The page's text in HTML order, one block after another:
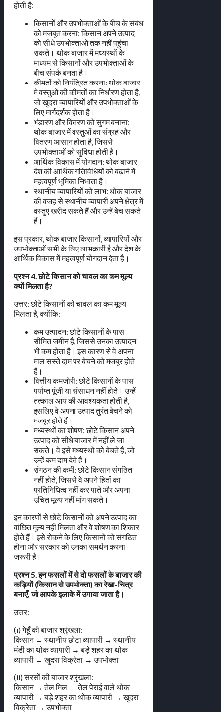
होती है:
किसानों और उपभोक्ताओं के बीच के संबंध
को मजबूत करना: किसान अपने उत्पाद
को सीधे उपभोक्ताओं तक नहीं पहुंचा
सकते। थोक बाजार में मध्यस्थों के
माध्यम से किसानों और उपभोक्ताओं के
बीच संपर्क बनता है।
कीमतों को नियंत्रित करना: थोक बाजार
में वस्तुओं की कीमतों का निर्धारण होता है,
जो खुदरा व्यापारियों और उपभोक्ताओं के
लिए मार्गदर्शक होता है।
भंडारण और वितरण को सुगम बनाना:
थोक बाजार में वस्तुओं का संग्रह और
वितरण आसान होता है, जिससे
उपभोक्ताओं को सुविधा होती है।
आर्थिक विकास में योगदान: थोक बाजार
देश की आर्थिक गतिविधियों को बढ़ाने में
महत्वपूर्ण भूमिका निभाता है।
स्थानीय व्यापारियों को लाभ: थोक बाजार
की वजह से स्थानीय व्यापारी अपने क्षेत्र में
वस्तुएं खरीद सकते हैं और उन्हें बेच सकते
हैं।
इस प्रकार, थोक बाजार किसानों, व्यापारियों और
उपभोक्ताओं सभी के लिए लाभकारी है और देश के
आर्थिक विकास में महत्वपूर्ण योगदान देता है।
प्रश्न 4. छोटे किसान को चावल का कम मूल्य
क्यों मिलता है?
उत्तर: छोटे किसानों को चावल का कम मूल्य
मिलता है, क्योंकि:
कम उत्पादन: छोटे किसानों के पास
सीमित जमीन है, जिससे उनका उत्पादन
भी कम होता है। इस कारण से वे अपना
माल सस्ते दाम पर बेचने को मजबूर होते
हैं।
वित्तीय कमजोरी: छोटे किसानों के पास
पर्याप्त पूंजी या संसाधन नहीं होते। उन्हें
तत्काल आय की आवश्यकता होती है,
इसलिए वे अपना उत्पाद तुरंत बेचने को
मजबूर होते हैं।
मध्यस्थों का शोषण: छोटे किसान अपने
उत्पाद को सीधे बाजार में नहीं ले जा
सकते। वे इसे मध्यस्थों को बेचते हैं, जो
उन्हें कम दाम देते हैं।
संगठन की कमी: छोटे किसान संगठित
नहीं होते, जिससे वे अपने हितों का
प्रतिनिधित्व नहीं कर पाते और अपना
उचित मूल्य नहीं मांग सकते।
इन कारणों से छोटे किसानों को अपने उत्पाद का
वांछित मूल्य नहीं मिलता और वे शोषण का शिकार
होते हैं। इसे रोकने के लिए किसानों को संगठित
होना और सरकार को उनका समर्थन करना
जरूरी है।
प्रश्न 5. इन फसलों में से दो फसलों के बाजार की
कड़ियों (किसान से उपभोक्ता) का रेखा-चित्र
बनाएँ, जो आपके इलाके में उगाया जाता है।
उत्तर:
(i) गेहूँ की बाजार श्रृंखला:
किसान → स्थानीय छोटा व्यापारी → स्थानीय
मंडी का थोक व्यापारी → बड़े शहर का थोक
व्यापारी → खुदरा विक्रेता → उपभोक्ता
(ii) सरसों की बाजार श्रृंखला:
किसान → तेल मिल → तेल पेराई वाले थोक
व्यापारी → बड़े शहर का थोक व्यापारी → खुदरा
विक्रेता → उपभोक्ता